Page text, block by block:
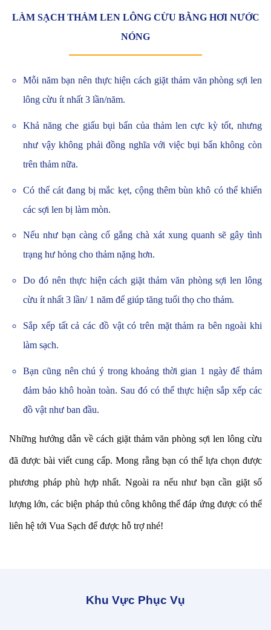
LÀM SẠCH THẢM LEN LÔNG CỪU BẰNG HƠI NƯỚC
NÓNG
Mỗi năm bạn nên thực hiện cách giặt thảm văn phòng sợi len
lông cừu ít nhất 3 lần/năm.
Khả năng che giấu bụi bẩn của thảm len cực kỳ tốt, nhưng
như vậy không phải đồng nghĩa với việc bụi bẩn không còn
trên thảm nữa.
Có thể cát đang bị mắc kẹt, cộng thêm bùn khô có thể khiến
các sợi len bị làm mòn.
Nếu như bạn càng cố gắng chà xát xung quanh sẽ gây tình
trạng hư hỏng cho thảm nặng hơn.
Do đó nên thực hiện cách giặt thảm văn phòng sợi len lông
cừu ít nhất 3 lần/ 1 năm để giúp tăng tuổi thọ cho thảm.
Sắp xếp tất cả các đồ vật có trên mặt thảm ra bên ngoài khi
làm sạch.
Bạn cũng nên chú ý trong khoảng thời gian 1 ngày để thảm
đảm bảo khô hoàn toàn. Sau đó có thể thực hiện sắp xếp các
đồ vật như ban đầu.
Những hướng dẫn về cách giặt thảm văn phòng sợi len lông cừu
đã được bài viết cung cấp. Mong rằng bạn có thể lựa chọn được
phương pháp phù hợp nhất. Ngoài ra nếu như bạn cần giặt số
lượng lớn, các biện pháp thủ công không thể đáp ứng được có thể
liên hệ tới Vua Sạch để được hỗ trợ nhé!
Khu Vực Phục Vụ